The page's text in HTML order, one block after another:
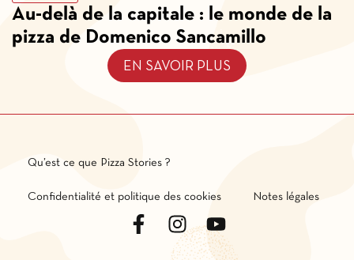
Au-delà de la capitale : le monde de la
pizza de Domenico Sancamillo
EN SAVOIR PLUS
Qu’est ce que Pizza Stories ?
Confidentialité et politique des cookies Notes légales